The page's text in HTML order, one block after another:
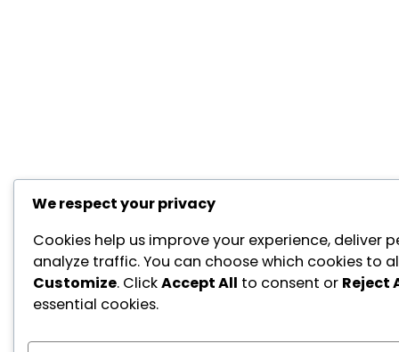
We respect your privacy
Cookies help us improve your experience, deliver
analyze traffic. You can choose which cookies to
Customize. ClickAccept All to consent or Reject
essential cookies.